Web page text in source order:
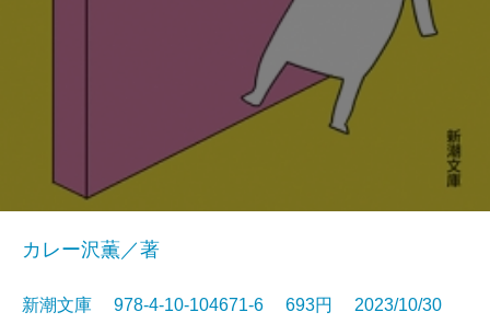
カレー沢薫／著
新潮文庫 978-4-10-104671-6 693円 2023/10/30